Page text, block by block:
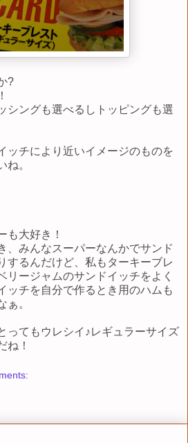
?
シングも選べるしトッピングも選
ッチにより近いイメージのものを
ね。
も大好き！
、みんなスーパーなんかでサンド
するんだけど、私もターキーブレ
リージャムのサンドイッチをよく
ッチを自分で作るとき用のハムも
ぁ。
ってもウレシイ♪レギュラーサイズ
ね！